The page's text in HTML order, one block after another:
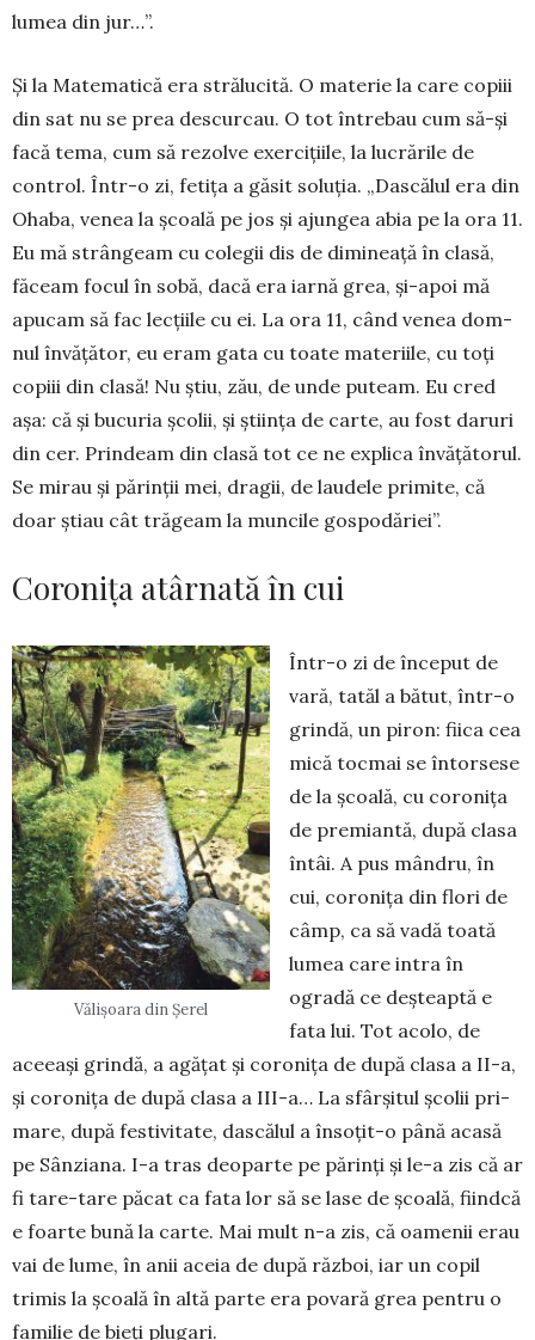
lumea din jur…”.
Și la Matematică era strălucită. O ma­terie la care copiii
din sat nu se prea descurcau. O tot întrebau cum să-și
facă tema, cum să re­zolve exercițiile, la lu­cră­rile de
control. Într-o zi, fetița a găsit soluția. „Dascălul era din
Ohaba, ve­nea la școală pe jos și ajungea abia pe la ora 11.
Eu mă strân­geam cu colegii dis de dimineață în clasă,
făceam focul în sobă, dacă era iarnă grea, și-apoi mă
apucam să fac lecțiile cu ei. La ora 11, când venea dom­
nul învățător, eu eram gata cu toate materiile, cu toți
copiii din clasă! Nu știu, zău, de unde puteam. Eu cred
așa: că și bucuria școlii, și știința de carte, au fost daruri
din cer. Prindeam din clasă tot ce ne explica în­vățătorul.
Se mirau și pă­rin­ții mei, dragii, de laudele primite, că
doar știau cât trăgeam la mun­cile gospodăriei”.
Coronița atârnată în cui
Vălișoara din Șerel
Într-o zi de început de
vară, tatăl a bă­tut, într-o
grindă, un piron: fiica cea
mică toc­mai se întorsese
de la școală, cu co­ronița
de premiantă, după clasa
întâi. A pus mândru, în
cui, coronița din flori de
câmp, ca să vadă toată
lumea care in­tra în
ogradă ce deșteaptă e
fata lui. Tot aco­lo, de
aceeași grindă, a agățat și co­ro­nița de după clasa a II-a,
și coronița de după clasa a III-a… La sfârșitul școlii pri­
mare, după festi­vitate, dascălul a în­so­țit-o până acasă
pe Sânziana. I-a tras deo­parte pe părinți și le-a zis că ar
fi ta­re-tare păcat ca fata lor să se lase de școa­lă, fiindcă
e foarte bună la car­te. Mai mult n-a zis, că oamenii erau
vai de lu­me, în anii aceia de după război, iar un co­pil
trimis la școală în altă parte era povară grea pentru o
fa­milie de bieți plugari.